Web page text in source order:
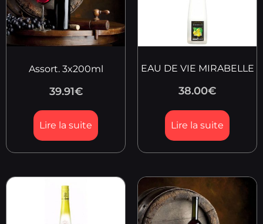
Assort. 3x200ml
39.91€
Lire la suite
EAU DE VIE MIRABELLE
38.00€
Lire la suite